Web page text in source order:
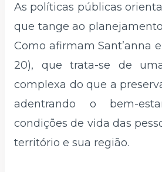
As políticas públicas
que tange ao
Como afirmam Sant’anna e
20), que trata-se de
complexa do que a
adentrando o bem-
condições de vida das
território e sua região.